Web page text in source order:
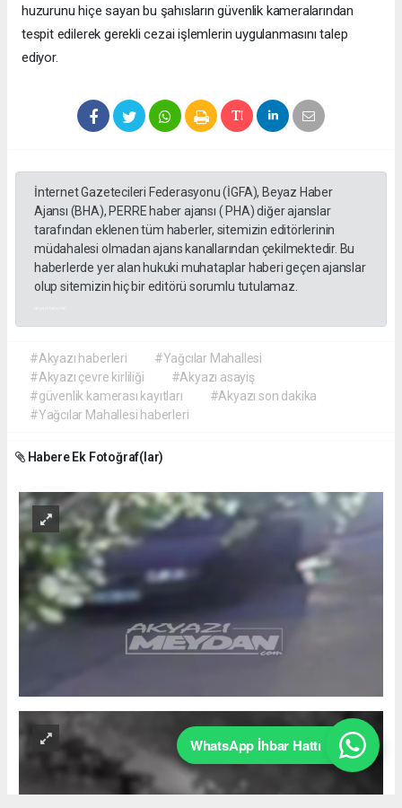
huzurunu hiçe sayan bu şahısların güvenlik kameralarından
tespit edilerek gerekli cezai işlemlerin uygulanmasını talep
ediyor.
İnternet Gazetecileri Federasyonu (İGFA), Beyaz Haber
Ajansı (BHA), PERRE haber ajansı ( PHA) diğer ajanslar
tarafından eklenen tüm haberler, sitemizin editörlerinin
müdahalesi olmadan ajans kanallarından çekilmektedir. Bu
haberlerde yer alan hukuki muhataplar haberi geçen ajanslar
olup sitemizin hiç bir editörü sorumlu tutulamaz.
#Akyazı haberleri
#Yağcılar Mahallesi
#Akyazı çevre kirliliği
#Akyazı asayiş
#güvenlik kamerası kayıtları
#Akyazı son dakika
#Yağcılar Mahallesi haberleri
Habere Ek Fotoğraf(lar)
WhatsApp İhbar Hattı